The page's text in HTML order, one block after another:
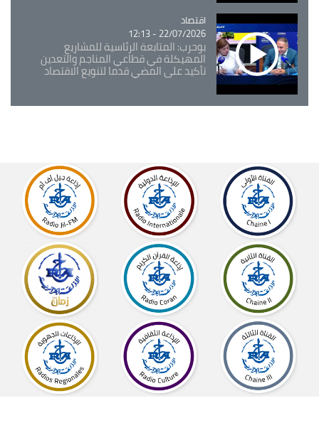
Catégorie
اقتصاد
22/07/2026 - 12:13
بوحرب: المتابعة الرئاسية للمشاريع
المهيكلة في قطاعي المناجم والتعدين
تأكيد على المضي قدما لتنويع الاقتصاد